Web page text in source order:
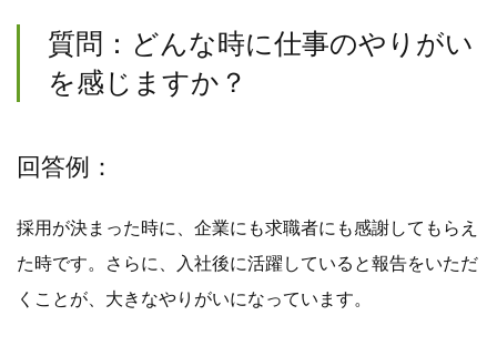
質問：どんな時に仕事のやりがい
を感じますか？
回答例：
採用が決まった時に、企業にも求職者にも感謝してもらえ
た時です。さらに、入社後に活躍していると報告をいただ
くことが、大きなやりがいになっています。